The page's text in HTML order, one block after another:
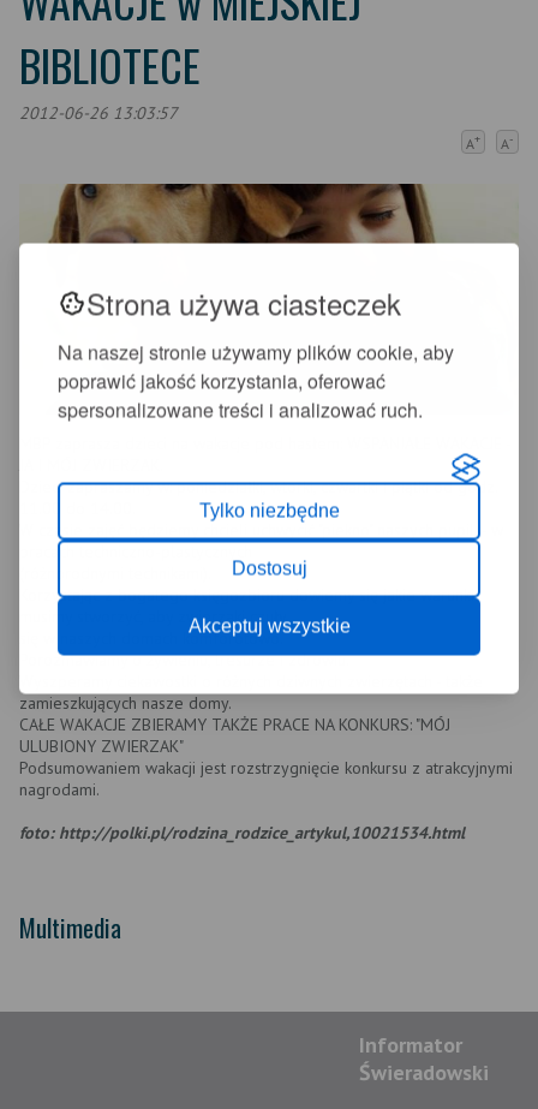
Strona używa ciasteczek
Na naszej stronie używamy plików cookie, aby
poprawić jakość korzystania, oferować
spersonalizowane treści i analizować ruch.
Tylko niezbędne
Dostosuj
Akceptuj wszystkie
BIBLIOTECE
2012-06-26 13:03:57
A+ A-
Dzieci zapraszamy w: poniedziałki, wtorki, czwartki i piątki od godz.
W czasie zajęć będziemy chcieli uchwycić "piekno" naszych pupili - w
pracach techniczno-plastycznych
Korzystając z bogatego księgozbioru dowiemy się jakie warunki
musimy stworzyć, aby zwierzaki czuły
się w naszych domach komforotowo.
Porozmawiamy o żywieniu, tresurze i zdrowiu.
zamieszkujących nasze domy.
CAŁE WAKACJE ZBIERAMY TAKŻE PRACE NA KONKURS: "MÓJ
ULUBIONY ZWIERZAK"
Podsumowaniem wakacji jest rozstrzygnięcie konkursu z atrakcyjnymi
nagrodami.
foto: http://polki.pl/rodzina_rodzice_artykul,10021534.html
Multimedia
Informator
Świeradowski